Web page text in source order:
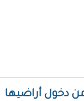
دخول أراضيها